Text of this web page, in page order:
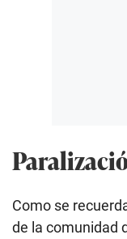
Como se
de la comunidad